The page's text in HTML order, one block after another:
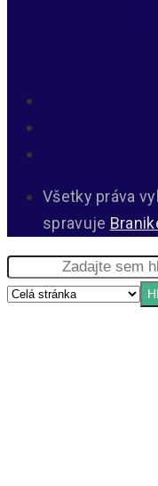
Všetky práva
spravuje